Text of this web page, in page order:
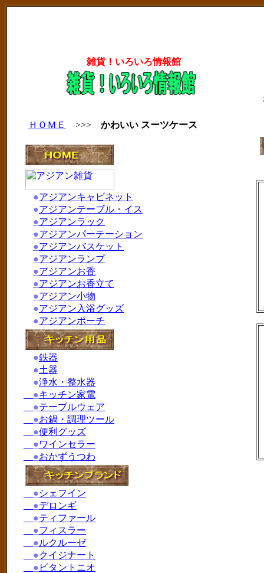
雑貨！いろいろ情報館
ＨＯＭＥ >>> かわいい スーツケース
●アジアンキャビネット
●アジアンテーブル・イス
●アジアンラック
●アジアンパーテーション
●アジアンバスケット
●アジアンランプ
●アジアンお香
●アジアンお香立て
●アジアン小物
●アジアン入浴グッズ
●アジアンポーチ
●鉄器
●土器
●浄水・整水器
●キッチン家電
●テーブルウェア
●お鍋・調理ツール
●便利グッズ
●ワインセラー
●おかずうつわ
●シェフイン
●デロンギ
●ティファール
●フィスラー
●ルクルーゼ
●クイジナート
● ビタントニオ